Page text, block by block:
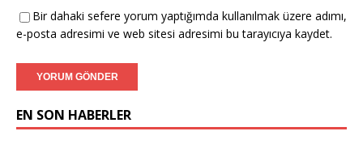
Bir dahaki sefere yorum yaptığımda kullanılmak üzere adımı,
e-posta adresimi ve web sitesi adresimi bu tarayıcıya kaydet.
EN SON HABERLER